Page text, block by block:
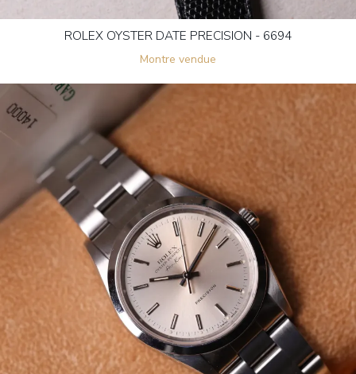
ROLEX OYSTER DATE PRECISION - 6694
Montre vendue